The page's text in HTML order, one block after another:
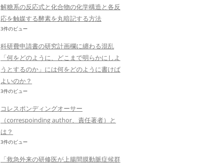
解糖系の反応式と化合物の化学構造と各反
応を触媒する酵素を丸暗記する方法
3件のビュー
科研費申請書の研究計画欄に纏わる混乱
「何をどのように、どこまで明らかにしよ
うとするのか」には何をどのように書けば
よいのか？
3件のビュー
コレスポンディングオーサー
（correspoinding author、責任著者）と
は？
3件のビュー
「救急外来の研修医が上腸間膜動脈症候群